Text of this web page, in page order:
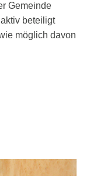
Gemeinde
beteiligt
möglich davon